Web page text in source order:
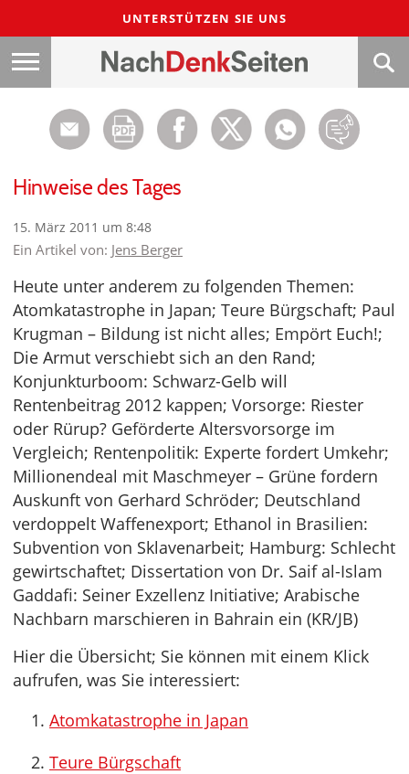
UNTERSTÜTZEN SIE UNS
Hinweise des Tages
15. März 2011 um 8:48
Ein Artikel von: Jens Berger
Heute unter anderem zu folgenden Themen:
Atomkatastrophe in Japan; Teure Bürgschaft; Paul
Krugman – Bildung ist nicht alles; Empört Euch!;
Die Armut verschiebt sich an den Rand;
Konjunkturboom: Schwarz-Gelb will
Rentenbeitrag 2012 kappen; Vorsorge: Riester
oder Rürup? Geförderte Altersvorsorge im
Vergleich; Rentenpolitik: Experte fordert Umkehr;
Millionendeal mit Maschmeyer – Grüne fordern
Auskunft von Gerhard Schröder; Deutschland
verdoppelt Waffenexport; Ethanol in Brasilien:
Subvention von Sklavenarbeit; Hamburg: Schlecht
gewirtschaftet; Dissertation von Dr. Saif al-Islam
Gaddafi: Seiner Exzellenz Initiative; Arabische
Nachbarn marschieren in Bahrain ein (KR/JB)
Hier die Übersicht; Sie können mit einem Klick
aufrufen, was Sie interessiert:
Atomkatastrophe in Japan
Teure Bürgschaft